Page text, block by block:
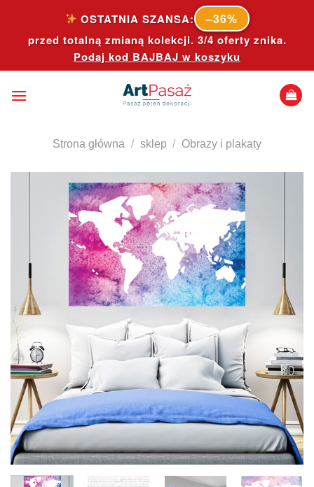
content
OSTATNIA SZANSA: –36%
przed totalną zmianą kolekcji. 3/4 oferty znika.
Podaj kod BAJBAJ w koszyku
Strona główna / sklep / Obrazy i plakaty